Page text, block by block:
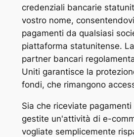
credenziali bancarie
vostro nome,
pagamenti da qualsiasi
piattaforma statunitense.
partner bancari
Uniti garantisce la
fondi, che rimangono
Sia che riceviate
gestite un'attività di e-
vogliate semplicemente